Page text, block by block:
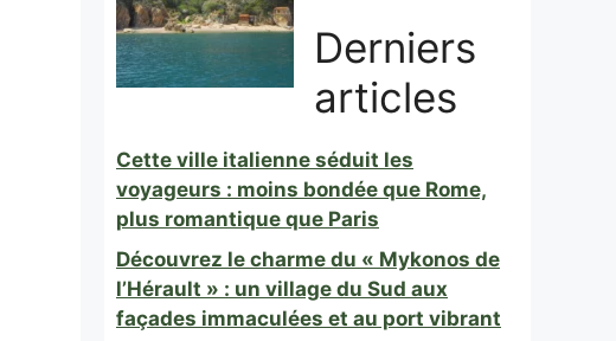
Derniers
articles
Cette ville italienne séduit les
voyageurs : moins bondée que Rome,
plus romantique que Paris
Découvrez le charme du « Mykonos de
l’Hérault » : un village du Sud aux
façades immaculées et au port vibrant